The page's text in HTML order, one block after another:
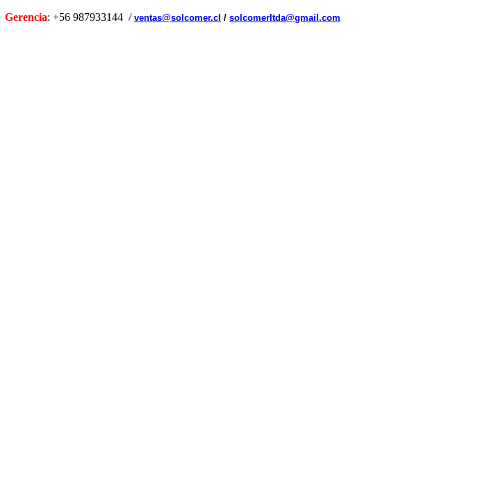
Gerencia: +56 987933144 / ventas@solcomer.cl / solcomerltda@gmail.com